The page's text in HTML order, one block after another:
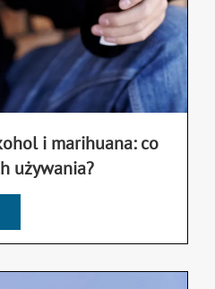
i marihuana: co
używania?